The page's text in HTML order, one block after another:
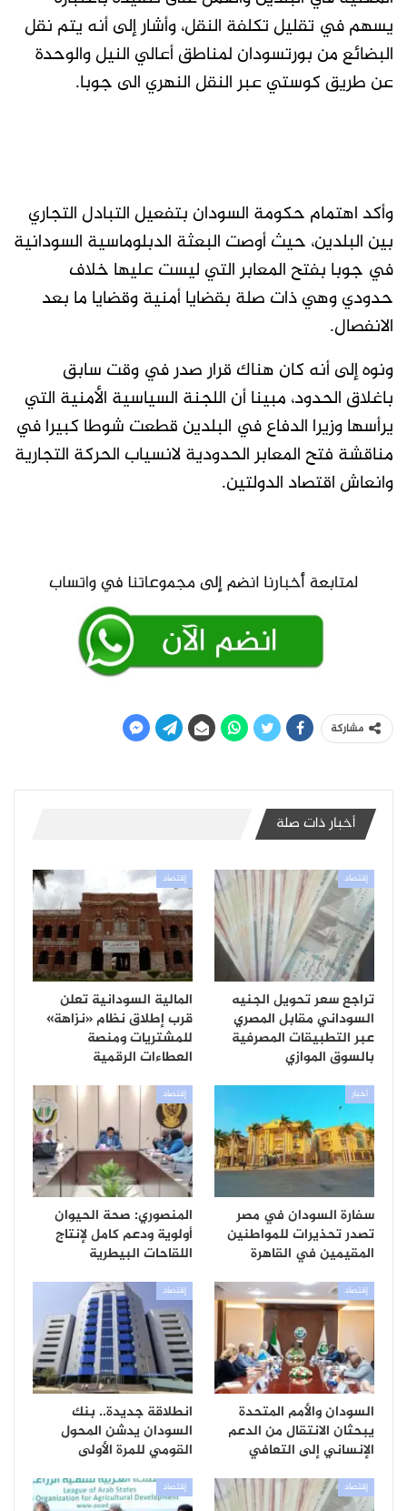
يسهم في تقليل تكلفة النقل، وأشار إلى أنه يتم نقل
البضائع من بورتسودان لمناطق أعالي النيل والوحدة
عن طريق كوستي عبر النقل النهري الى جوبا.
وأكد اهتمام حكومة السودان بتفعيل التبادل التجاري
بين البلدين، حيث أوصت البعثة الدبلوماسية السودانية
في جوبا بفتح المعابر التي ليست عليها خلاف
حدودي وهي ذات صلة بقضايا أمنية وقضايا ما بعد
الانفصال.
ونوه إلى أنه كان هناك قرار صدر في وقت سابق
باغلاق الحدود، مبينا أن اللجنة السياسية الأمنية التي
يرأسها وزيرا الدفاع في البلدين قطعت شوطا كبيرا في
مناقشة فتح المعابر الحدودية لانسياب الحركة التجارية
وانعاش اقتصاد الدولتين.
مشاركة
أخبار ذات صلة
إقتصاد
تراجع سعر تحويل الجنيه
السوداني مقابل المصري
عبر التطبيقات المصرفية
بالسوق الموازي
إقتصاد
المالية السودانية تعلن
قرب إطلاق نظام «نزاهة»
للمشتريات ومنصة
العطاءات الرقمية
أخبار
سفارة السودان في مصر
تصدر تحذيرات للمواطنين
المقيمين في القاهرة
إقتصاد
المنصوري: صحة الحيوان
أولوية ودعم كامل لإنتاج
اللقاحات البيطرية
إقتصاد
السودان والأمم المتحدة
يبحثان الانتقال من الدعم
الإنساني إلى التعافي
إقتصاد
انطلاقة جديدة.. بنك
السودان يدشن المحول
القومي للمرة الأولى
إقتصاد إقتصاد